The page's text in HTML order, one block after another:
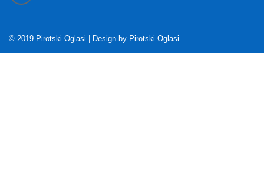
© 2019 Pirotski Oglasi | Design by Pirotski Oglasi